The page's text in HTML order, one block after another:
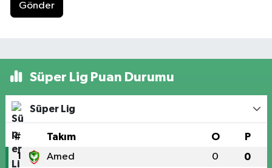
Gönder
Süper Lig Puan Durumu
Süper Lig
# Takım O P
1 Amed 0 0